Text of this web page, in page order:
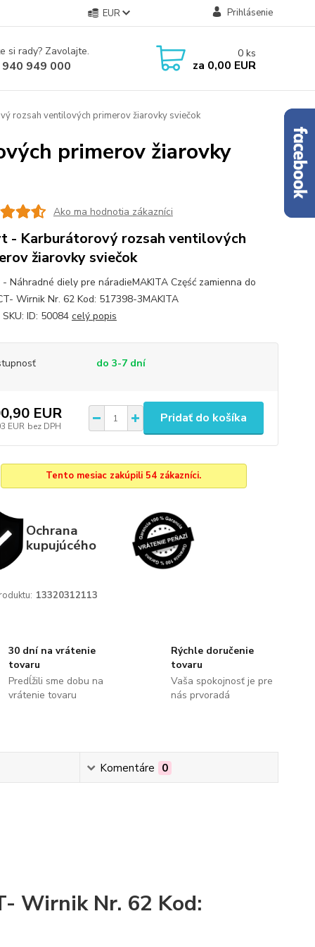
EUR Prihlásenie
si rady? Zavolajte.
949 000
0 ks
za 0,00 EUR
rozsah ventilových primerov žiarovky sviečok
primerov žiarovky
Ako ma hodnotia zákazníci
- Karburátorový rozsah ventilových
žiarovky sviečok
Náhradné diely pre náradieMAKITA Część zamienna do
Wirnik Nr. 62 Kod: 517398-3MAKITA
ID: 50084 celý popis
do 3-7 dní
EUR
EUR bez DPH
Pridať do košíka
Tento mesiac zakúpili 54 zákazníci.
Ochrana
kupujúcého
13320312113
30 dní na vrátenie
tovaru
Predĺžili sme dobu na
vrátenie tovaru
Rýchle doručenie
tovaru
Vaša spokojnosť je pre
nás prvoradá
Komentáre 0
Wirnik Nr. 62 Kod: